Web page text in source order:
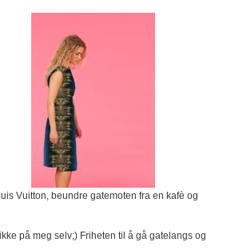
Vuitton, beundre gatemoten fra en kafè og
på meg selv;) Friheten til å gå gatelangs og